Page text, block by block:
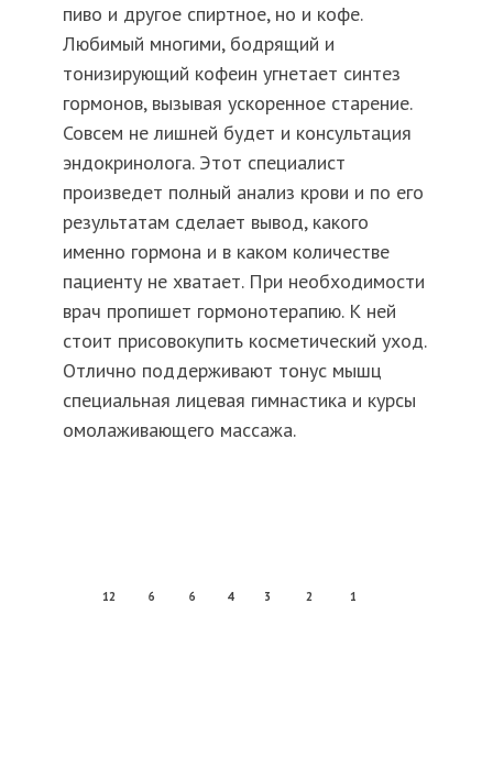
пиво и другое спиртное, но и кофе.
Любимый многими, бодрящий и
тонизирующий кофеин угнетает синтез
гормонов, вызывая ускоренное старение.
Совсем не лишней будет и консультация
эндокринолога. Этот специалист
произведет полный анализ крови и по его
результатам сделает вывод, какого
именно гормона и в каком количестве
пациенту не хватает. При необходимости
врач пропишет гормонотерапию. К ней
стоит присовокупить косметический уход.
Отлично поддерживают тонус мышц
специальная лицевая гимнастика и курсы
омолаживающего массажа.
12 6 6 4 3 2 1